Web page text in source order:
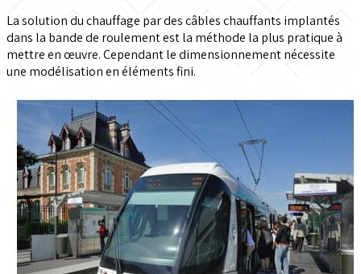
La solution du chauffage par des câbles chauffants implantés
dans la bande de roulement est la méthode la plus pratique à
mettre en œuvre. Cependant le dimensionnement nécessite
une modélisation en éléments fini.